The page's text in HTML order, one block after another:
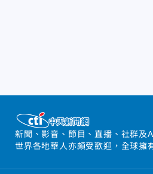
新聞、影音、節目、直播、社群及
世界各地華人亦頗受歡迎，全球擁